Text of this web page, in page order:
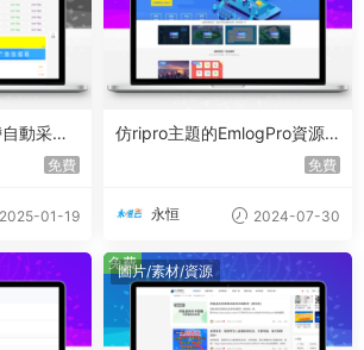
動采
、帶數據
闆僅支持
免費
2025-01-19
仿ripro主題的EmlogPro資源
免費
永恒 2024-07-30
圖片/素材/資源
免費